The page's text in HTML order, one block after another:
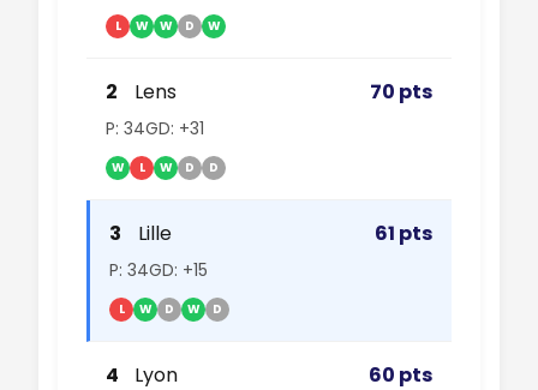
L W W D W
2 Lens 70 pts
P: 34GD: +31
W L W D D
3 Lille 61 pts
P: 34GD: +15
L W D W D
4 Lyon 60 pts